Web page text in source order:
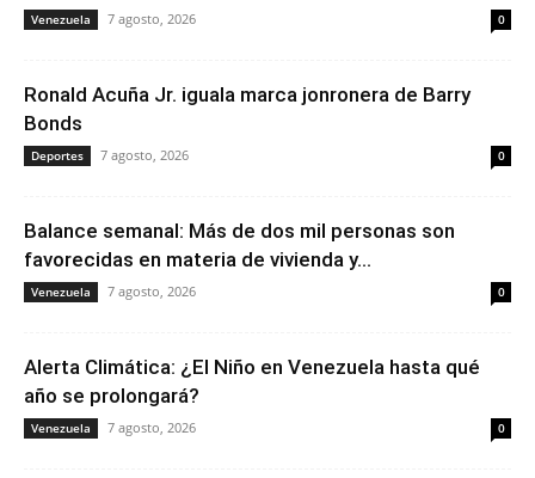
Venezuela 7 agosto, 2026 0
Ronald Acuña Jr. iguala marca jonronera de Barry
Bonds
Deportes 7 agosto, 2026 0
Balance semanal: Más de dos mil personas son
favorecidas en materia de vivienda y...
Venezuela 7 agosto, 2026 0
Alerta Climática: ¿El Niño en Venezuela hasta qué
año se prolongará?
Venezuela 7 agosto, 2026 0